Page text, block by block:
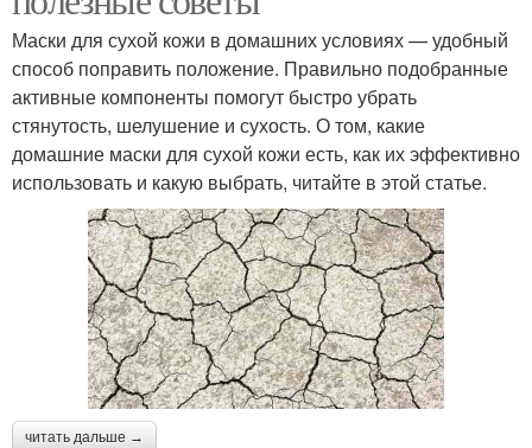
Маски для сухой кожи в домашних условиях — удобный
способ поправить положение. Правильно подобранные
активные компоненты помогут быстро убрать
стянутость, шелушение и сухость. О том, какие
домашние маски для сухой кожи есть, как их эффективно
использовать и какую выбрать, читайте в этой статье.
читать дальше →